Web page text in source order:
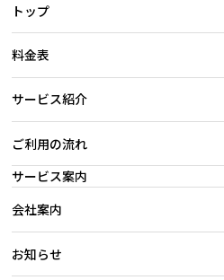
トップ
料金表
サービス紹介
ご利用の流れ
サービス案内
会社案内
お知らせ